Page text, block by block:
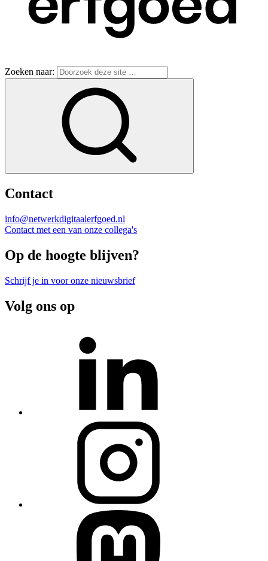
Zoeken naar:
Contact
info@netwerkdigitaalerfgoed.nl
Contact met een van onze collega's
Op de hoogte blijven?
Schrijf je in voor onze nieuwsbrief
Volg ons op